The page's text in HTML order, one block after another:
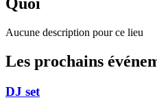
Aucune description pour ce lieu
Les prochains
DJ set